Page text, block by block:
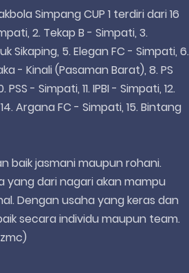
Simpang CUP 1 terdiri dari 16
2. Tekap B - Simpati, 3.
Sikaping, 5. Elegan FC - Simpati, 6.
- Kinali (Pasaman Barat), 8. PS
- Simpati, 11. IPBI - Simpati, 12.
Argana FC - Simpati, 15. Bintang
baik jasmani maupun rohani.
yang dari nagari akan mampu
Dengan usaha yang keras dan
secara individu maupun team.